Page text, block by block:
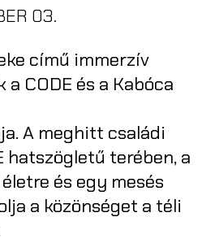
03.
című immerzív
CODE és a Kabóca
A meghitt családi
hatszögletű terében, a
és egy mesés
a közönséget a téli